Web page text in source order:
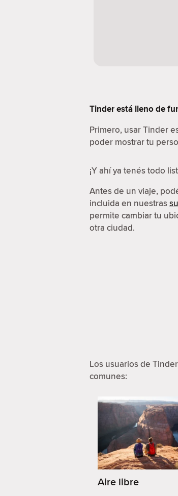
Tinder está lleno de
Primero, usar Tinder
poder mostrar tu
¡Y ahí ya tenés todo
Antes de un viaje,
incluida en nuestras
permite cambiar tu
otra ciudad.
Los usuarios de
comunes:
Aire libre